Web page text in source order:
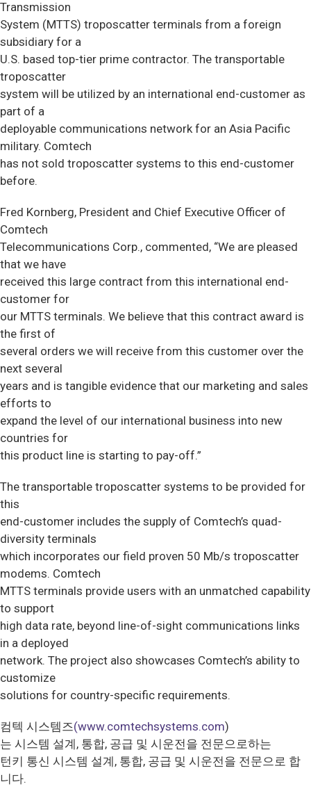
Transmission
System (MTTS) troposcatter terminals from a foreign
subsidiary for a
U.S. based top-tier prime contractor. The transportable
troposcatter
system will be utilized by an international end-customer as
part of a
deployable communications network for an Asia Pacific
military. Comtech
has not sold troposcatter systems to this end-customer
before.
Fred Kornberg, President and Chief Executive Officer of
Comtech
Telecommunications Corp., commented, “We are pleased
that we have
received this large contract from this international end-
customer for
our MTTS terminals. We believe that this contract award is
the first of
several orders we will receive from this customer over the
next several
years and is tangible evidence that our marketing and sales
efforts to
expand the level of our international business into new
countries for
this product line is starting to pay-off.”
The transportable troposcatter systems to be provided for
this
end-customer includes the supply of Comtech’s quad-
diversity terminals
which incorporates our field proven 50 Mb/s troposcatter
modems. Comtech
MTTS terminals provide users with an unmatched capability
to support
high data rate, beyond line-of-sight communications links
in a deployed
network. The project also showcases Comtech’s ability to
customize
solutions for country-specific requirements.
컴텍 시스템즈(www.comtechsystems.com)
는 시스템 설계, 통합, 공급 및 시운전을 전문으로하는
턴키 통신 시스템 설계, 통합, 공급 및 시운전을 전문으로 합
니다.